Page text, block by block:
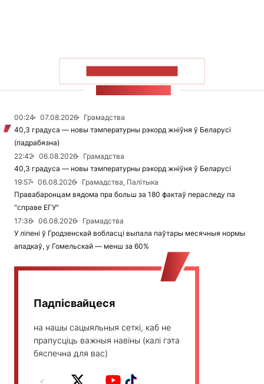
00:24 07.08.2026
Грамадства
40,3 градуса — новы тэмпературны рэкорд жніўня ў Беларусі
(падрабязна)
22:42
06.08.2026
Грамадства
40,3 градуса — новы тэмпературны рэкорд жніўня ў Беларусі
19:57
06.08.2026
Грамадства, Палітыка
Правабаронцам вядома пра больш за 180 фактаў пераследу па
"справе ЕГУ"
17:36
06.08.2026
Грамадства
У ліпені ў Гродзенскай вобласці выпала паўтары месячныя нормы
ападкаў, у Гомельскай — менш за 60%
Падпісвайцеся
на нашы сацыяльныя сеткі, каб не
прапусціць важныя навіны (калі гэта
бяспечна для вас)